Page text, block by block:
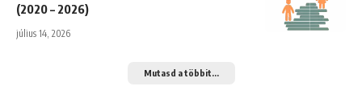
(2020 – 2026)
július 14, 2026
Mutasd a többit...